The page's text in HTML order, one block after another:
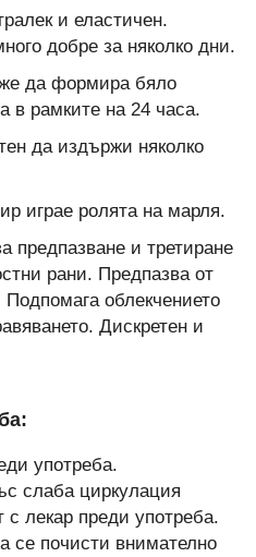
и еластичен.
добре за няколко дни.
да формира бяло
в рамките на 24 часа.
да издържи няколко
играе ролята на марля.
предпазване и третиране
рани. Предпазва от
облекчението
Дискретен и
употреба.
слаба циркулация
с лекар преди употреба.
се почисти внимателно